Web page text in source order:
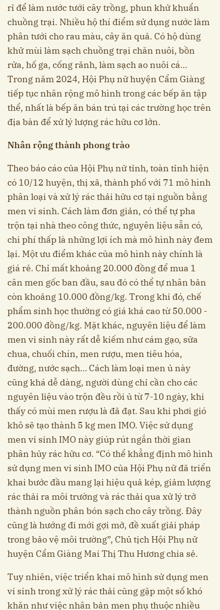
rỉ để làm nước tưới cây trồng, phun khử khuẩn
chuồng trại. Nhiều hộ thí điểm sử dụng nước làm
phân tưới cho rau màu, cây ăn quả. Có hộ dùng
khử mùi làm sạch chuồng trại chăn nuôi, bồn
rửa, hố ga, cống rãnh, làm sạch ao nuôi cá…
Trong năm 2024, Hội Phụ nữ huyện Cẩm Giàng
tiếp tục nhân rộng mô hình trong các bếp ăn tập
thể, nhất là bếp ăn bán trú tại các trường học trên
địa bàn để xử lý lượng rác hữu cơ lớn.
Nhân rộng thành phong trào
Theo báo cáo của Hội Phụ nữ tỉnh, toàn tỉnh hiện
có 10/12 huyện, thị xã, thành phố với 71 mô hình
phân loại và xử lý rác thải hữu cơ tại nguồn bằng
men vi sinh. Cách làm đơn giản, có thể tự pha
trộn tại nhà theo công thức, nguyên liệu sẵn có,
chi phí thấp là những lợi ích mà mô hình này đem
lại. Một ưu điểm khác của mô hình này chính là
giá rẻ. Chỉ mất khoảng 20.000 đồng để mua 1
cân men gốc ban đầu, sau đó có thể tự nhân bản
còn khoảng 10.000 đồng/kg. Trong khi đó, chế
phẩm sinh học thường có giá khá cao từ 50.000 -
200.000 đồng/kg. Mặt khác, nguyên liệu để làm
men vi sinh này rất dễ kiếm như cám gạo, sữa
chua, chuối chín, men rượu, men tiêu hóa,
đường, nước sạch… Cách làm loại men ủ này
cũng khá dễ dàng, người dùng chỉ cần cho các
nguyên liệu vào trộn đều rồi ủ từ 7-10 ngày, khi
thấy có mùi men rượu là đã đạt. Sau khi phơi gió
khô sẽ tạo thành 5 kg men IMO. Việc sử dụng
men vi sinh IMO này giúp rút ngắn thời gian
phân hủy rác hữu cơ. “Có thể khẳng định mô hình
sử dụng men vi sinh IMO của Hội Phụ nữ đã triển
khai bước đầu mang lại hiệu quả kép, giảm lượng
rác thải ra môi trường và rác thải qua xử lý trở
thành nguồn phân bón sạch cho cây trồng. Đây
cũng là hướng đi mới gợi mở, đề xuất giải pháp
trong bảo vệ môi trường”, Chủ tịch Hội Phụ nữ
huyện Cẩm Giàng Mai Thị Thu Hương chia sẻ.
Tuy nhiên, việc triển khai mô hình sử dụng men
vi sinh trong xử lý rác thải cũng gặp một số khó
khăn như việc nhân bản men phụ thuộc nhiều